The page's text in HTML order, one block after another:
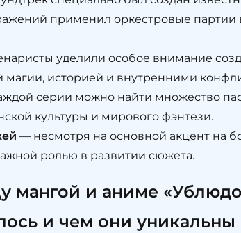
применил оркестровые партии
уделили особое внимание
магии, историей и внутренними
серии можно найти множество
культуры и мирового фэнтези.
— несмотря на основной акцент на
ролью в развитии сюжета.
мангой и аниме
и чем они уникальны